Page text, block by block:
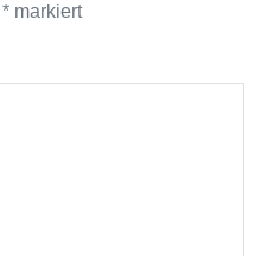
* markiert